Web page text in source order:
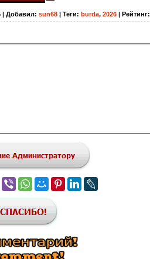
| Добавил: sun68 Теги: burda, 2026 Рейтинг: